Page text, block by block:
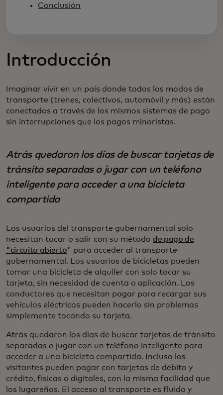
Conclusión
Introducción
Imaginar vivir en un país donde todos los modos de
transporte (trenes, colectivos, automóvil y más) están
conectados a través de los mismos sistemas de pago
sin interrupciones que los pagos minoristas.
Atrás quedaron los días de buscar tarjetas de
tránsito separadas o jugar con un teléfono
inteligente para acceder a una bicicleta
compartida
Los usuarios del transporte gubernamental solo
necesitan tocar o salir con su método de pago de
"circuito abierto" para acceder al transporte
gubernamental. Los usuarios de bicicletas pueden
tomar una bicicleta de alquiler con solo tocar su
tarjeta, sin necesidad de cuenta o aplicación. Los
conductores que necesitan pagar para recargar sus
vehículos eléctricos pueden hacerlo sin problemas
simplemente tocando su tarjeta.
Atrás quedaron los días de buscar tarjetas de tránsito
separadas o jugar con un teléfono inteligente para
acceder a una bicicleta compartida. Incluso los
visitantes pueden pagar con tarjetas de débito y
crédito, físicas o digitales, con la misma facilidad que
los lugareños. El acceso al transporte es fluido y